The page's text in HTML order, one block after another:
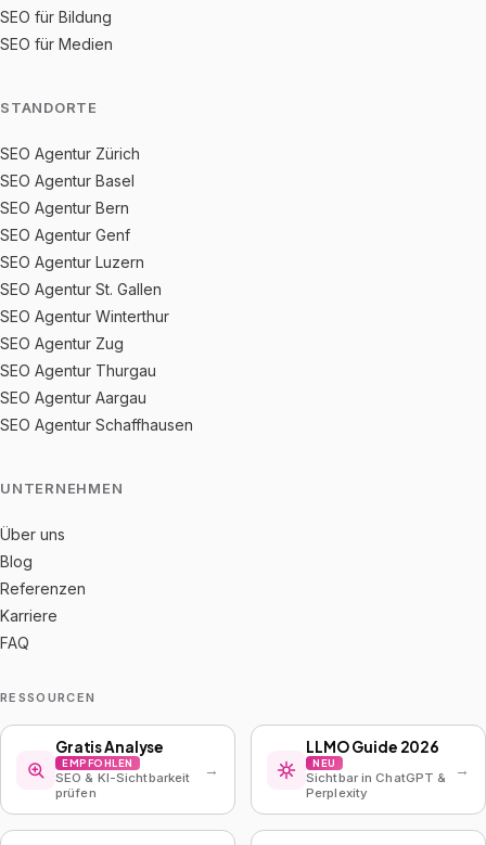
SEO für Bildung
SEO für Medien
STANDORTE
SEO Agentur Zürich
SEO Agentur Basel
SEO Agentur Bern
SEO Agentur Genf
SEO Agentur Luzern
SEO Agentur St. Gallen
SEO Agentur Winterthur
SEO Agentur Zug
SEO Agentur Thurgau
SEO Agentur Aargau
SEO Agentur Schaffhausen
UNTERNEHMEN
Über uns
Blog
Referenzen
Karriere
FAQ
RESSOURCEN
Gratis Analyse
EMPFOHLEN
SEO & KI-Sichtbarkeit
prüfen
→
LLMO Guide 2026
NEU
Sichtbar in ChatGPT &
Perplexity
→